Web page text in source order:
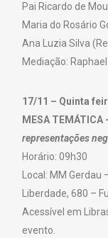
Pai Ricardo de
Maria do Rosário
Ana Luzia Silva
Mediação:
17/11 – Quinta
MESA TEMÁTICA
representações
Horário: 09h30
Local: MM
Liberdade, 680 –
Acessível em
evento.